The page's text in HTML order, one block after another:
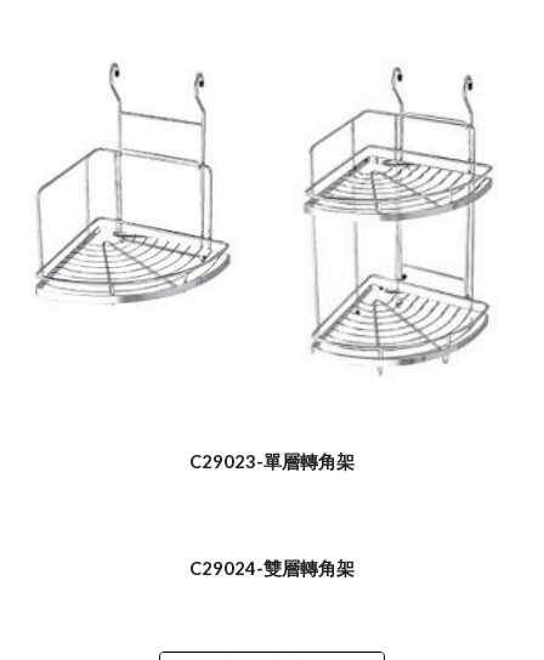
C29023-單層轉角架
C29024-雙層轉角架